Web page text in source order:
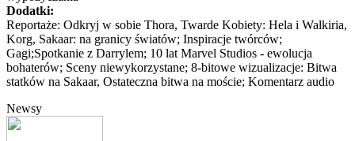
Dodatki:
Reportaże: Odkryj w sobie Thora, Twarde Kobiety: Hela i Walkiria,
Korg, Sakaar: na granicy światów; Inspiracje twórców;
Gagi;Spotkanie z Darrylem; 10 lat Marvel Studios - ewolucja
bohaterów; Sceny niewykorzystane; 8-bitowe wizualizacje: Bitwa
statków na Sakaar, Ostateczna bitwa na moście; Komentarz audio
Newsy